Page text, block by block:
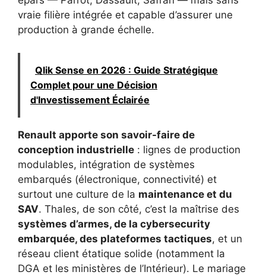
vraie filière intégrée et capable d’assurer une
production à grande échelle.
Qlik Sense en 2026 : Guide Stratégique
Complet pour une Décision
d'Investissement Éclairée
Renault apporte son savoir-faire de
conception industrielle : lignes de production
modulables, intégration de systèmes
embarqués (électronique, connectivité) et
surtout une culture de la maintenance et du
SAV. Thales, de son côté, c’est la maîtrise des
systèmes d’armes, de la cybersecurity
embarquée, des plateformes tactiques, et un
réseau client étatique solide (notamment la
DGA et les ministères de l’Intérieur). Le mariage